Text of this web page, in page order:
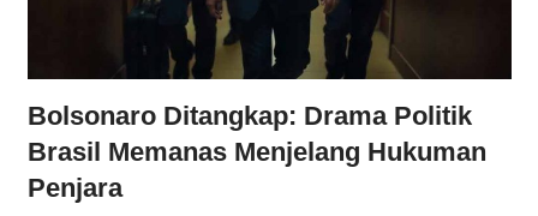
Bolsonaro Ditangkap: Drama Politik
Brasil Memanas Menjelang Hukuman
Penjara